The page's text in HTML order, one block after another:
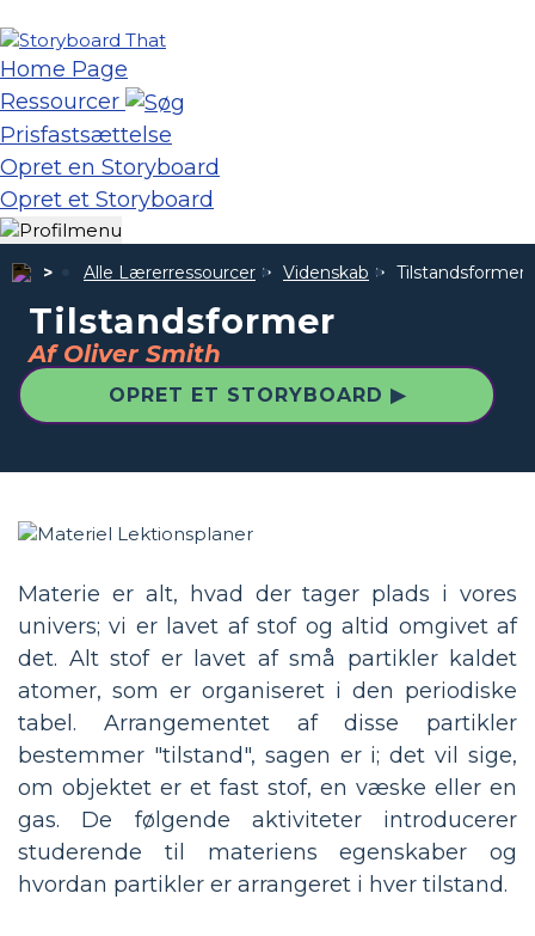
Home Page
Ressourcer
Prisfastsættelse
Opret en Storyboard
Opret et Storyboard
Alle Lærerressourcer Videnskab Tilstandsformer
Tilstandsformer
Af Oliver Smith
OPRET ET STORYBOARD ▶
Materie er alt, hvad der tager plads i vores
univers; vi er lavet af stof og altid omgivet af
det. Alt stof er lavet af små partikler kaldet
atomer, som er organiseret i den periodiske
tabel. Arrangementet af disse partikler
bestemmer "tilstand", sagen er i; det vil sige,
om objektet er et fast stof, en væske eller en
gas. De følgende aktiviteter introducerer
studerende til materiens egenskaber og
hvordan partikler er arrangeret i hver tilstand.